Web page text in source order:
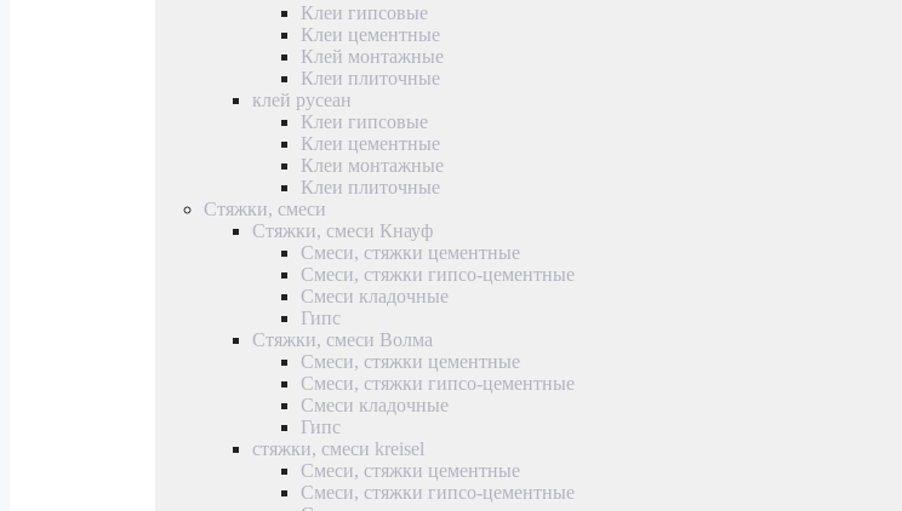
Клеи гипсовые
Клеи цементные
Клей монтажные
Клеи плиточные
клей русеан
Клеи гипсовые
Клеи цементные
Клеи монтажные
Клеи плиточные
Стяжки, смеси
Стяжки, смеси Кнауф
Смеси, стяжки цементные
Смеси, стяжки гипсо-цементные
Смеси кладочные
Гипс
Стяжки, смеси Волма
Смеси, стяжки цементные
Смеси, стяжки гипсо-цементные
Смеси кладочные
Гипс
стяжки, смеси kreisel
Смеси, стяжки цементные
Смеси, стяжки гипсо-цементные